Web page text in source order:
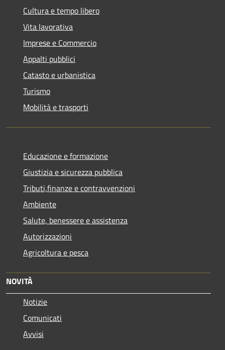
Cultura e tempo libero
Vita lavorativa
Imprese e Commercio
Appalti pubblici
Catasto e urbanistica
Turismo
Mobilità e trasporti
Educazione e formazione
Giustizia e sicurezza pubblica
Tributi,finanze e contravvenzioni
Ambiente
Salute, benessere e assistenza
Autorizzazioni
Agricoltura e pesca
NOVITÀ
Notizie
Comunicati
Avvisi